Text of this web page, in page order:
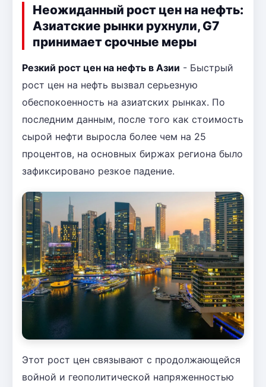
Неожиданный рост цен на нефть:
Азиатские рынки рухнули, G7
принимает срочные меры
Резкий рост цен на нефть в Азии - Быстрый
рост цен на нефть вызвал серьезную
обеспокоенность на азиатских рынках. По
последним данным, после того как стоимость
сырой нефти выросла более чем на 25
процентов, на основных биржах региона было
зафиксировано резкое падение.
Этот рост цен связывают с продолжающейся
войной и геополитической напряженностью